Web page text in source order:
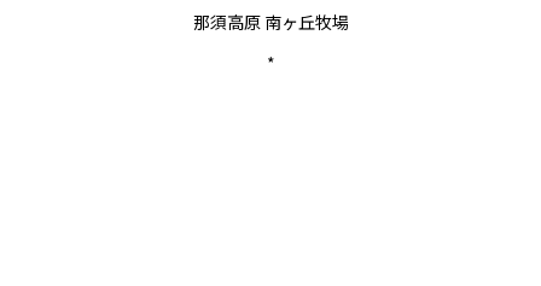
那須高原 南ヶ丘牧場
*